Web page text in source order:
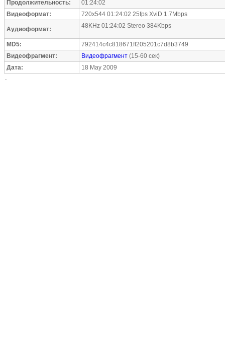
Продолжительность:
01:24:02
Видеоформат:
720x544 01:24:02 25fps XviD 1.7Mbps
Аудиоформат: 48KHz 01:24:02 Stereo 384Kbps
MD5:
792414c4c818671ff205201c7d8b3749
Видеофрагмент:
Видеофрагмент (15-60 сек)
Дата:
18 May 2009